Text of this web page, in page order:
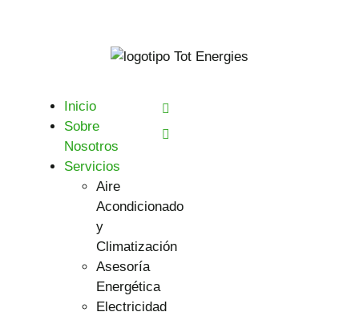
Inicio
Sobre
Nosotros
Servicios
Aire
Acondicionado
y
Climatización
Asesoría
Energética
Electricidad